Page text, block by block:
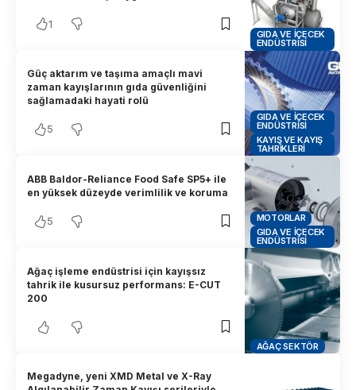
GIDA VE İÇECEK
ENDÜSTRISI
1
GIDA VE İÇECEK
ENDÜSTRISI
KAYIŞ VE KAYIŞ
TAHRIKLERI
Güç aktarım ve taşıma amaçlı mavi
zaman kayışlarının gıda güvenliğini
sağlamadaki hayati rolü
5
MOTORLAR
GIDA VE İÇECEK
ENDÜSTRISI
ABB Baldor-Reliance Food Safe SP5+ ile
en yüksek düzeyde verimlilik ve koruma
5
AĞAÇ SEKTÖR
Ağaç işleme endüstrisi için kayışsız
tahrik ile kusursuz performans: E-CUT
200
Megadyne, yeni XMD Metal ve X-Ray